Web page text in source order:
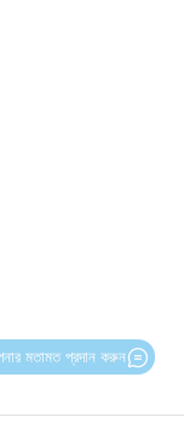
মতামত প্রদান করুন